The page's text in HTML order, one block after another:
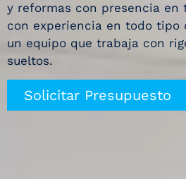
y reformas con presencia en
con experiencia en todo tipo
un equipo que trabaja con
sueltos.
Solicitar Presupuesto